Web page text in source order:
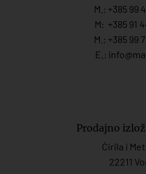
M.: +385 99
M: +385 91
M.: +385 99
E.:
Prodajno
Ćirila i
22211